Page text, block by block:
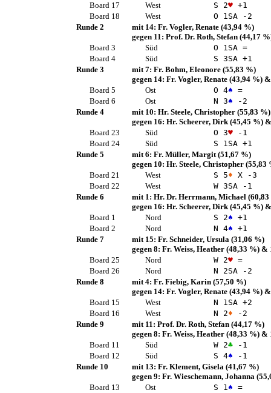
Board 17
West S 2♥+1
Board 18
West O 1SA-2
Runde 2
mit 14: Fr. Vogler, Renate(43,94 %)
gegen 11: Prof. Dr. Roth, Stefan(44,17
Board 3
Süd O 1SA=
Board 4
Süd S 3SA+1
Runde 3
mit 7: Fr. Bohm, Eleonore(55,83 %)
gegen 14: Fr. Vogler, Renate(43,94 %)&
Board 5
Ost O 4♠ =
Board 6
Ost N 3♠ -2
Runde 4
mit 10: Hr. Steele, Christopher(55,83 %)
gegen 16: Hr. Scheerer, Dirk(45,45 %)
Board 23
Süd O 3♥-1
Board 24
Süd S 1SA+1
Runde 5
mit 6: Fr. Müller, Margit(51,67 %)
gegen 10: Hr. Steele, Christopher(55,83
Board 21
West S 5♦ X -3
Board 22
West W 3SA-1
Runde 6
mit 1: Hr. Dr. Herrmann, Michael(60,83
gegen 16: Hr. Scheerer, Dirk(45,45 %)
Board 1
Nord S 2♠ +1
Board 2
Nord N 4♠ +1
Runde 7
mit 15: Fr. Schneider, Ursula(31,06 %)
gegen 8: Fr. Weiss, Heather(48,33 %)&
Board 25
Nord W 2♥=
Board 26
Nord N 2SA-2
Runde 8
mit 4: Fr. Fiebig, Karin(57,50 %)
gegen 14: Fr. Vogler, Renate(43,94 %)&
Board 15
West N 1SA+2
Board 16
West N 2♦ -2
Runde 9
mit 11: Prof. Dr. Roth, Stefan(44,17 %)
gegen 8: Fr. Weiss, Heather(48,33 %)&
Board 11
Süd W 2♣-1
Board 12
Süd S 4♠ -1
Runde 10
mit 13: Fr. Klement, Gisela(41,67 %)
gegen 9: Fr. Wieschemann, Johanna
Board 13
Ost S 1♠ =